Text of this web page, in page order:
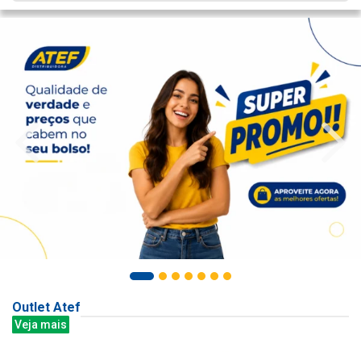
Outlet Atef
Veja mais